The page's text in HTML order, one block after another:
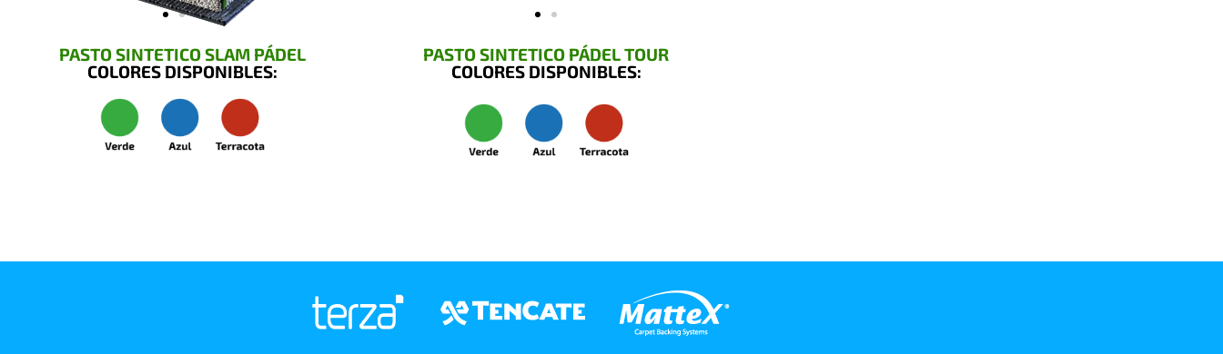
PASTO SINTETICO SLAM PÁDEL
COLORES DISPONIBLES:
PASTO SINTETICO PÁDEL TOUR
COLORES DISPONIBLES: